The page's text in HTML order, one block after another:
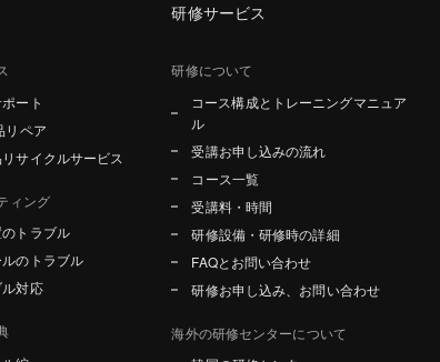
ート
リペア
サイクルサービス
ィング
トラブル
のトラブル
対応
研修サービス
研修について
コース構成とトレーニングマニュア
ル
受講お申し込みの流れ
コース一覧
受講料・時間
研修設備・研修時の詳細
FAQとお問い合わせ
研修お申し込み、お問い合わせ
海外の研修センターについて